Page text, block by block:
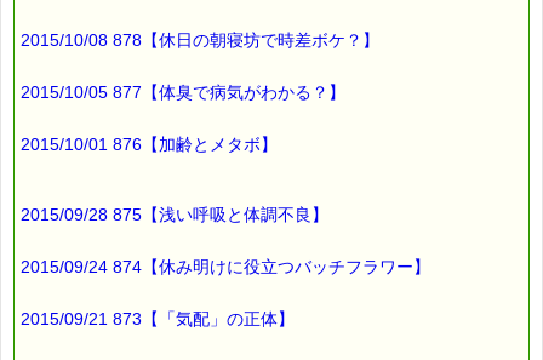
ところで、
実際の裁判で
裁判員に選ばれた人は
相当のストレスを受けるそうですが、
https://pass-thyme.com/special/rescue_series.asp
2015/10/08 878【休日の朝寝坊で時差ボケ？】
2015/10/05 877【体臭で病気がわかる？】
2015/10/01 876【加齢とメタボ】
2015/09/28 875【浅い呼吸と体調不良】
2015/09/24 874【休み明けに役立つバッチフラワー】
2015/09/21 873【「気配」の正体】